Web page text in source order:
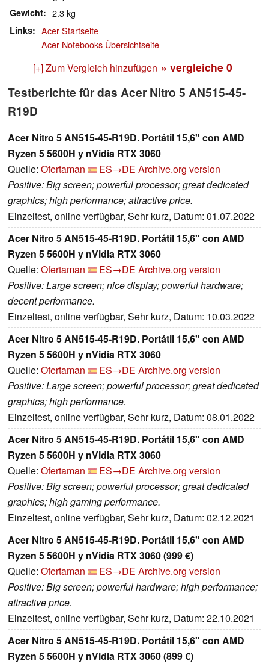
Gewicht 2.3 kg
Links
Acer Startseite
Acer Notebooks Übersichtseite
[+] Zum Vergleich hinzufügen » vergleiche 0
Testberichte für das Acer Nitro 5 AN515-45-
R19D
Acer Nitro 5 AN515-45-R19D. Portátil 15,6" con AMD
Ryzen 5 5600H y nVidia RTX 3060
Quelle: Ofertaman ES→DE Archive.org version
Positive: Big screen; powerful processor; great dedicated
graphics; high performance; attractive price.
Einzeltest, online verfügbar, Sehr kurz, Datum: 01.07.2022
Acer Nitro 5 AN515-45-R19D. Portátil 15,6" con AMD
Ryzen 5 5600H y nVidia RTX 3060
Quelle: Ofertaman ES→DE Archive.org version
Positive: Large screen; nice display; powerful hardware;
decent performance.
Einzeltest, online verfügbar, Sehr kurz, Datum: 10.03.2022
Acer Nitro 5 AN515-45-R19D. Portátil 15,6" con AMD
Ryzen 5 5600H y nVidia RTX 3060
Quelle: Ofertaman ES→DE Archive.org version
Positive: Large screen; powerful processor; great dedicated
graphics; high performance.
Einzeltest, online verfügbar, Sehr kurz, Datum: 08.01.2022
Acer Nitro 5 AN515-45-R19D. Portátil 15,6" con AMD
Ryzen 5 5600H y nVidia RTX 3060
Quelle: Ofertaman ES→DE Archive.org version
Positive: Big screen; powerful processor; great dedicated
graphics; high gaming performance.
Einzeltest, online verfügbar, Sehr kurz, Datum: 02.12.2021
Acer Nitro 5 AN515-45-R19D. Portátil 15,6" con AMD
Ryzen 5 5600H y nVidia RTX 3060 (999 €)
Quelle: Ofertaman ES→DE Archive.org version
Positive: Big screen; powerful hardware; high performance;
attractive price.
Einzeltest, online verfügbar, Sehr kurz, Datum: 22.10.2021
Acer Nitro 5 AN515-45-R19D. Portátil 15,6" con AMD
Ryzen 5 5600H y nVidia RTX 3060 (899 €)